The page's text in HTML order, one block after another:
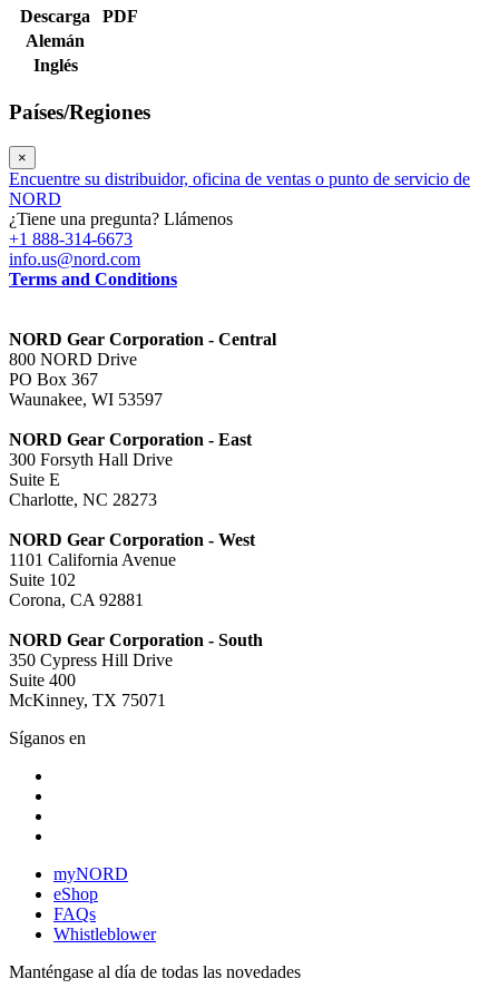
Descarga
PDF
Alemán
Inglés
Países/Regiones
×
Encuentre su distribuidor, oficina de ventas o punto de servicio de
NORD
¿Tiene una pregunta? Llámenos
+1 888-314-6673
info.us@nord.com
Terms and Conditions
NORD Gear Corporation - Central
800 NORD Drive
PO Box 367
Waunakee, WI 53597
NORD Gear Corporation - East
300 Forsyth Hall Drive
Suite E
Charlotte, NC 28273
NORD Gear Corporation - West
1101 California Avenue
Suite 102
Corona, CA 92881
NORD Gear Corporation - South
350 Cypress Hill Drive
Suite 400
McKinney, TX 75071
Síganos en
myNORD
eShop
FAQs
Whistleblower
Manténgase al día de todas las novedades